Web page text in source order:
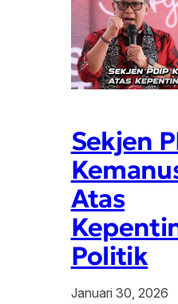
Sekjen
Atas
Politik
Januari 30, 2026